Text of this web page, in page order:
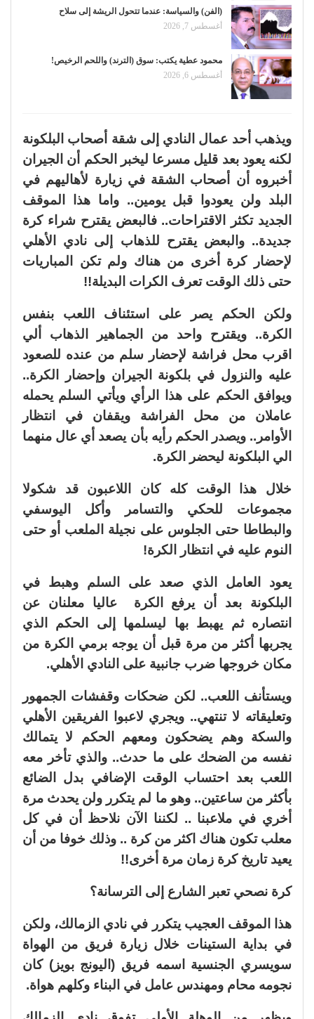
(الفن) والسياسة: عندما تتحول الريشة إلى سلاح
أغسطس 7, 2026
محمود عطية يكتب: سوق (الترند) واللحم الرخيص!
أغسطس 6, 2026
ويذهب أحد عمال النادي إلى شقة أصحاب البلكونة
لكنه يعود بعد قليل مسرعا ليخبر الحكم أن الجيران
أخبروه أن أصحاب الشقة في زيارة لأهاليهم في
البلد ولن يعودوا قبل يومين.. واما هذا الموقف
الجديد تكثر الاقتراحات.. فالبعض يقترح شراء كرة
جديدة.. والبعض يقترح للذهاب إلى نادي الأهلي
لإحضار كرة أخرى من هناك ولم تكن المباريات
حتى ذلك الوقت تعرف الكرات البديلة!!
ولكن الحكم يصر على استئناف اللعب بنفس
الكرة.. ويقترح واحد من الجماهير الذهاب ألي
اقرب محل فراشة لإحضار سلم من عنده للصعود
عليه والنزول في بلكونة الجيران وإحضار الكرة..
ويوافق الحكم على هذا الرأي ويأتي السلم يحمله
عاملان من محل الفراشة ويقفان في انتظار
الأوامر.. ويصدر الحكم رأيه بأن يصعد أي عال منهما
الي البلكونة ليحضر الكرة.
خلال هذا الوقت كله كان اللاعبون قد شكولا
مجموعات للحكي والتسامر وأكل اليوسفي
والبطاطا حتى الجلوس على نجيلة الملعب أو حتى
النوم عليه في انتظار الكرة!
يعود العامل الذي صعد على السلم وهبط في
البلكونة بعد أن يرفع الكرة عاليا معلنان عن
انتصاره ثم يهبط بها ليسلمها إلى الحكم الذي
يجربها أكثر من مرة قبل أن يوجه برمي الكرة من
مكان خروجها ضرب جانبية على النادي الأهلي.
ويستأنف اللعب.. لكن ضحكات وقفشات الجمهور
وتعليقاته لا تنتهي.. ويجري لاعبوا الفريقين الأهلي
والسكة وهم يضحكون ومعهم الحكم لا يتمالك
نفسه من الضحك على ما حدث.. والذي تأخر معه
اللعب بعد احتساب الوقت الإضافي بدل الضائع
بأكثر من ساعتين.. وهو ما لم يتكرر ولن يحدث مرة
أخري في ملاعبنا .. لكننا الآن نلاحظ أن في كل
معلب تكون هناك اكثر من كرة .. وذلك خوفا من أن
يعيد تاريخ كرة زمان مرة أخرى!!
كرة نصحي تعبر الشارع إلى الترسانة؟
هذا الموقف العجيب يتكرر في نادي الزمالك، ولكن
في بداية الستينات خلال زيارة فريق من الهواة
سويسري الجنسية اسمه فريق (اليونج بويز) كان
نجومه محام ومهندس عامل في البناء وكلهم هواة.